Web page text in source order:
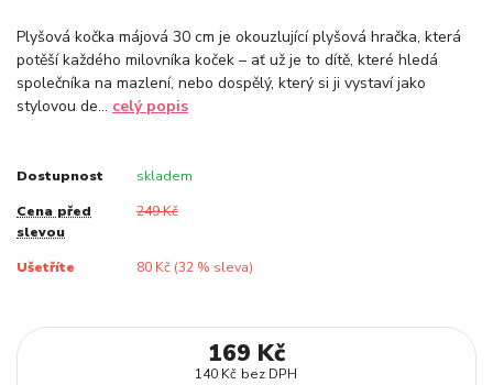
Plyšová kočka májová 30 cm je okouzlující plyšová hračka, která
potěší každého milovníka koček – ať už je to dítě, které hledá
společníka na mazlení, nebo dospělý, který si ji vystaví jako
stylovou de... celý popis
Dostupnost skladem
Cena před
slevou
249 Kč
Ušetříte 80 Kč (32% sleva)
169 Kč
140 Kč bez DPH